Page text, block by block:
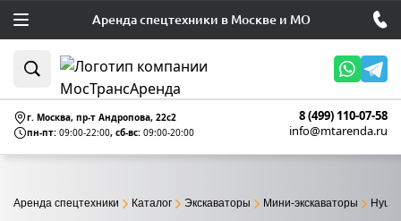
Аренда спецтехники в Москве и МО
г. Москва, пр-т Андропова, 22c2
пн-пт: 09:00-22:00, сб-вс: 09:00-20:00
8 (499) 110-07-58
info@mtarenda.ru
Аренда спецтехники Каталог Экскаваторы Мини-экскаваторы